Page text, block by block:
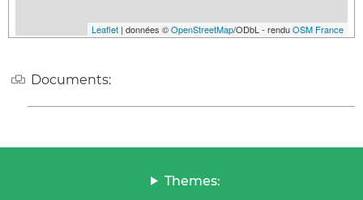
Leaflet | données ©OpenStreetMap/ODbL - renduOSM France
Documents:
Themes: